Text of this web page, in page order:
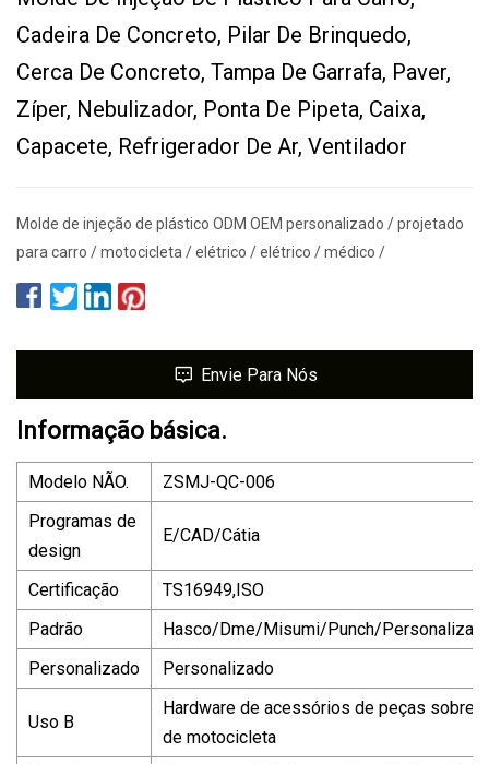
Cadeira De Concreto, Pilar De Brinquedo,
Cerca De Concreto, Tampa De Garrafa, Paver,
Zíper, Nebulizador, Ponta De Pipeta, Caixa,
Capacete, Refrigerador De Ar, Ventilador
Molde de injeção de plástico ODM OEM personalizado / projetado
para carro / motocicleta / elétrico / elétrico / médico /
Envie Para Nós
Informação básica.
Modelo NÃO.
ZSMJ-QC-006
Programas de
design
E/CAD/Cátia
Certificação
TS16949,ISO
Padrão
Hasco/Dme/Misumi/Punch/
Personalizado
Personalizado
Uso B
Hardware de acessórios de peças
de motocicleta